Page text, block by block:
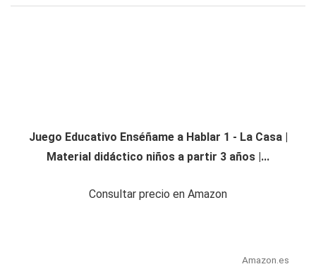
Juego Educativo Enséñame a Hablar 1 - La Casa |
Material didáctico niños a partir 3 años |...
Consultar precio en Amazon
Amazon.es